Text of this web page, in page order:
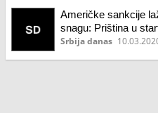
Američke sankcije
snagu: Priština u
Srbija danas